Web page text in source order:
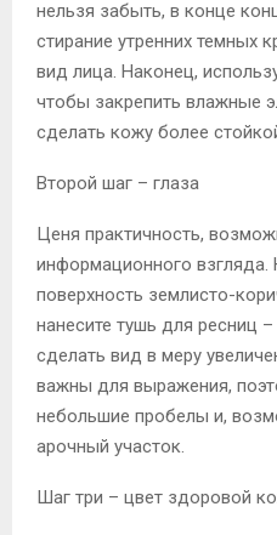
нельзя забыть, в конце
стирание утренних темных
вид лица. Наконец,
чтобы закрепить влажные
сделать кожу более
Второй шаг – глаза
Ценя практичность,
информационного взгляда.
поверхность землисто-
нанесите тушь для ресниц
сделать вид в меру
важны для выражения,
небольшие пробелы и,
арочный участок.
Шаг три – цвет здоровой